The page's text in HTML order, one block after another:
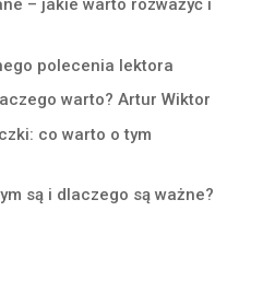
– jakie warto rozważyć i
polecenia lektora
warto? Artur Wiktor
co warto o tym
są i dlaczego są ważne?